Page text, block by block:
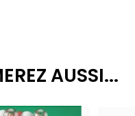
AUSSI...